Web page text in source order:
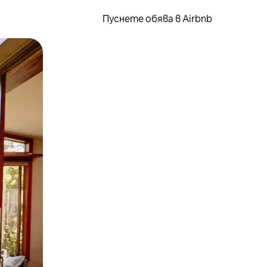
Пуснете обява в Airbnb
или плъзгане.